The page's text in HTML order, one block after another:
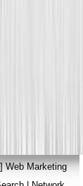
Web Marketing